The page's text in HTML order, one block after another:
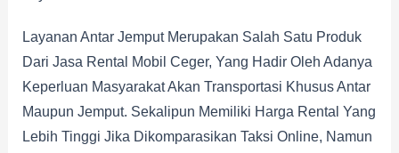
Layanan Antar Jemput Merupakan Salah Satu Produk
Dari Jasa Rental Mobil Ceger, Yang Hadir Oleh Adanya
Keperluan Masyarakat Akan Transportasi Khusus Antar
Maupun Jemput. Sekalipun Memiliki Harga Rental Yang
Lebih Tinggi Jika Dikomparasikan Taksi Online, Namun